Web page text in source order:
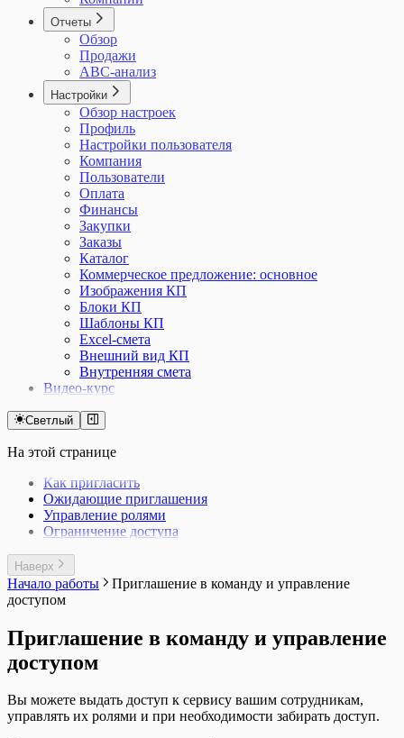
Отчеты
Обзор
Продажи
ABC-анализ
Настройки
Обзор настроек
Профиль
Настройки пользователя
Компания
Пользователи
Оплата
Финансы
Закупки
Заказы
Каталог
Коммерческое предложение: основное
Изображения КП
Блоки КП
Шаблоны КП
Excel-смета
Внешний вид КП
Внутренняя смета
Видео-курс
Светлый
На этой странице
Как пригласить
Ожидающие приглашения
Управление ролями
Ограничение доступа
Наверх
Начало работы
Приглашение в команду и управление
доступом
Приглашение в команду и управление
доступом
Вы можете выдать доступ к сервису вашим сотрудникам,
управлять их ролями и при необходимости забирать доступ.